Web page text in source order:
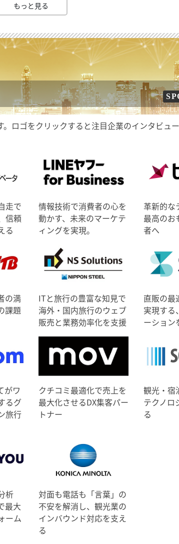
もっと見る
ロゴをクリックすると注目企業のインタビュ
走で
信頼
る
情報技術で消費者の心を
動かす、未来のマーケテ
ィングを実現。
革新的な
最高のお
者へ
の満
課題
ITと旅行の豊富な知見で
海外・国内旅行のウェブ
販売と業務効率化を支援
直販の最
実現する
ーション
がワ
るグ
旅行
クチコミ最適化で売上を
最大化させるDX集客パー
トナー
観光・宿
テクノロ
る
析
最大
ーム
対面も電話も「言葉」の
不安を解消し、観光業の
インバウンド対応を支え
る